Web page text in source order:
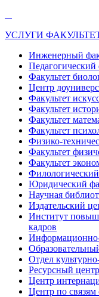
УСЛУГИ
Инженерный
Педагогический
Факультет
Центр
Факультет
Факультет
Факультет
Факультет
Физико-
Факультет
Факультет
Филологический
Юридический
Научная
Издательский
Институт
кадров
Отдел
Ресурсный
Центр
Центр по